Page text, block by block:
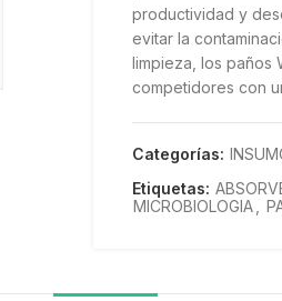
productividad y
evitar la
limpieza, los paños
competidores con
Categorías:
Etiquetas:
MICROBIOLOGIA